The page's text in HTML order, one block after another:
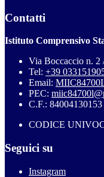
Contatti
Istituto Comprensivo
Via Boccaccio n. 2
Tel: +39
Email:
PEC:
C.F.: 84004130153
CODICE
Seguici su
Instagram